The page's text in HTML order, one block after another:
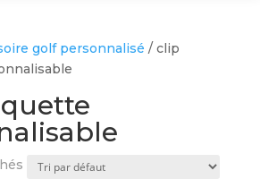
golf personnalisé / clip